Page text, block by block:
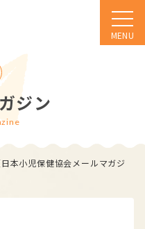
MENU
ジン
日本小児保健協会メールマガジ